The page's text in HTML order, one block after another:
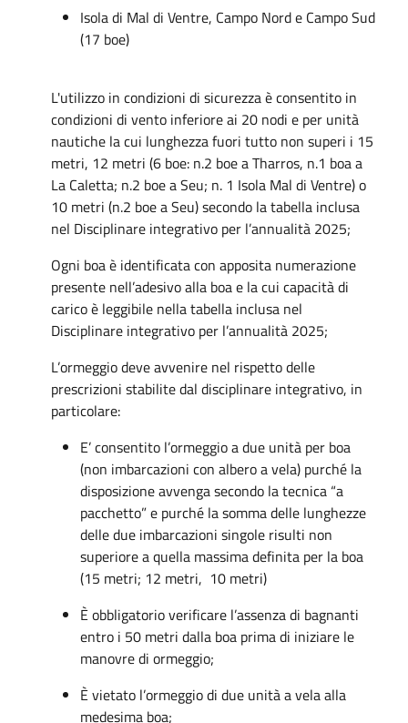
Isola di Mal di Ventre, Campo Nord e Campo Sud
(17 boe)
L'utilizzo in condizioni di sicurezza è consentito in
condizioni di vento inferiore ai 20 nodi e per unità
nautiche la cui lunghezza fuori tutto non superi i 15
metri, 12 metri (6 boe: n.2 boe a Tharros, n.1 boa a
La Caletta; n.2 boe a Seu; n. 1 Isola Mal di Ventre) o
10 metri (n.2 boe a Seu) secondo la tabella inclusa
nel Disciplinare integrativo per l’annualità 2025;
Ogni boa è identificata con apposita numerazione
presente nell’adesivo alla boa e la cui capacità di
carico è leggibile nella tabella inclusa nel
Disciplinare integrativo per l’annualità 2025;
L’ormeggio deve avvenire nel rispetto delle
prescrizioni stabilite dal disciplinare integrativo, in
particolare:
E’ consentito l’ormeggio a due unità per boa
(non imbarcazioni con albero a vela) purché la
disposizione avvenga secondo la tecnica “a
pacchetto” e purché la somma delle lunghezze
delle due imbarcazioni singole risulti non
superiore a quella massima definita per la boa
(15 metri; 12 metri, 10 metri)
È obbligatorio verificare l’assenza di bagnanti
entro i 50 metri dalla boa prima di iniziare le
manovre di ormeggio;
È vietato l’ormeggio di due unità a vela alla
medesima boa;